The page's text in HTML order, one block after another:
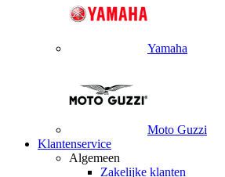
Yamaha
Moto Guzzi
Klantenservice
Algemeen
Zakelijke klanten